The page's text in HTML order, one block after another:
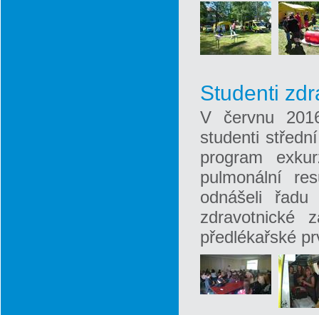
Studenti
V červnu
studenti
program
pulmonální
odnášeli
zdravotnické
předlékařské